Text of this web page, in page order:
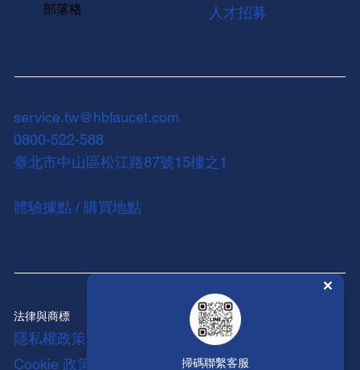
service.tw@hbfaucet.com
0800-522-588
臺北市中山區松江路87號15樓之1
體驗據點 / 購買地點
部落格
人才招募
法律與商標
隱私權政策
Cookie 政策
掃碼聯繫客服